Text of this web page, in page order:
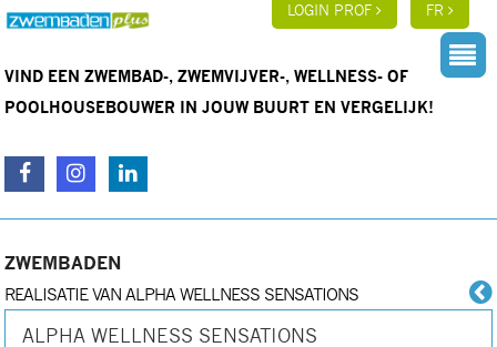
LOGIN PROF FR
VIND EEN ZWEMBAD-, ZWEMVIJVER-, WELLNESS- OF
POOLHOUSEBOUWER IN JOUW BUURT EN VERGELIJK!
ZWEMBADEN
REALISATIE VAN ALPHA WELLNESS SENSATIONS
ALPHA WELLNESS SENSATIONS